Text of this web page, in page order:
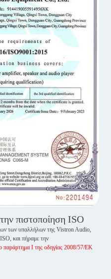
πιστοποίηση ISO
των υπαλλήλων της Vistron Audio,
και πήραμε την
παράρτημα I της οδηγίας 2008/57/ΕΚ